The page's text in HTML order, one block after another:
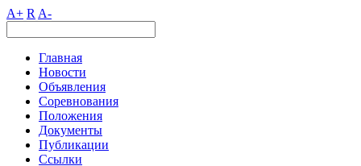
A+ R A-
Главная
Новости
Объявления
Соревнования
Положения
Документы
Публикации
Ссылки